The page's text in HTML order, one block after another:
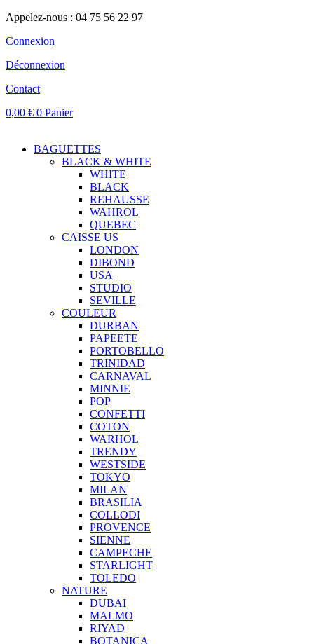
Appelez-nous : 04 75 56 22 97
Connexion
Déconnexion
Contact
0,00 € 0 Panier
BAGUETTES
BLACK & WHITE
WHITE
BLACK
REHAUSSE
WAHROL
QUEBEC
CAISSE US
LONDON
DIBOND
USA
STUDIO
SEVILLE
COULEUR
DURBAN
PAPEETE
PORTOBELLO
TRINIDAD
CARNAVAL
MINNIE
POP
CONFETTI
COTON
WARHOL
TRENDY
WESTSIDE
TOKYO
MILAN
BRASILIA
COLLODI
PROVENCE
SIENNE
CAMPECHE
STARLIGHT
TOLEDO
NATURE
DUBAI
MALMO
RIYAD
BOTANICA